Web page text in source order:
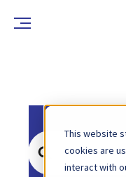
This website
cookies are
interact with